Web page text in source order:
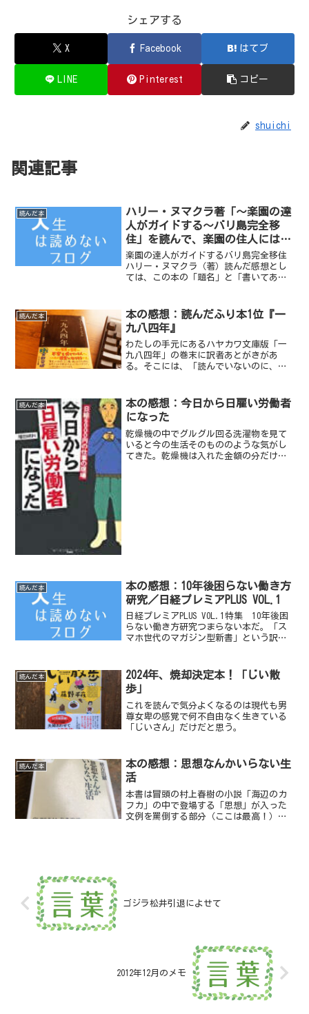
シェアする
X Facebook はてブ
LINE Pinterest コピー
shuichi
関連記事
読んだ本
ハリー・ヌマクラ著「〜楽園の達
人がガイドする〜バリ島完全移
住」を読んで、楽園の住人にはな
れないと感じた
楽園の達人がガイドするバリ島完全移住
ハリー・ヌマクラ（著）読んだ感想とし
ては、この本の「題名」と「書いてある
ます」ということだ。
読んだ本
本の感想：読んだふり本1位『一
九八四年』
わたしの手元にあるハヤカワ文庫版「一
九八四年」の巻末に訳者あとがきがあ
る。そこには、「読んでいないのに、読
読んだ本
本の感想：今日から日雇い労働者
になった
乾燥機の中でグルグル回る洗濯物を見て
いると今の生活そのもののような気がし
てきた。乾燥機は入れた金額の分だけ回
読んだ本
本の感想：10年後困らない働き方
研究／日経プレミアPLUS VOL.1
日経プレミアPLUS VOL.1特集 10年後困
らない働き方研究つまらない本だ。「ス
マホ世代のマガジン型新書」という訳の
ない。どんな世代なのだ？タイトルの
「10年後に困...
読んだ本
2024年、焼却決定本！「じい散
歩」
これを読んで気分よくなるのは現代も男
尊女卑の感覚で何不自由なく生きている
「じいさん」だけだと思う。
読んだ本
本の感想：思想なんかいらない生
活
本書は冒頭の村上春樹の小説「海辺のカ
フカ」の中で登場する「思想」が入った
文例を罵倒する部分（ここは最高！）と
ゴジラ松井引退によせて
2012年12月のメモ